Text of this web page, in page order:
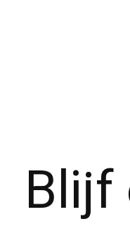
Blijf